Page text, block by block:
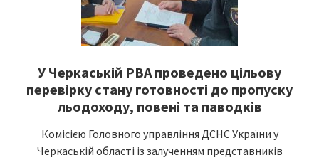
У Черкаській РВА проведено цільову
перевірку стану готовності до пропуску
льодоходу, повені та паводків
Комісією Головного управління ДСНС України у
Черкаській області із залученням представників